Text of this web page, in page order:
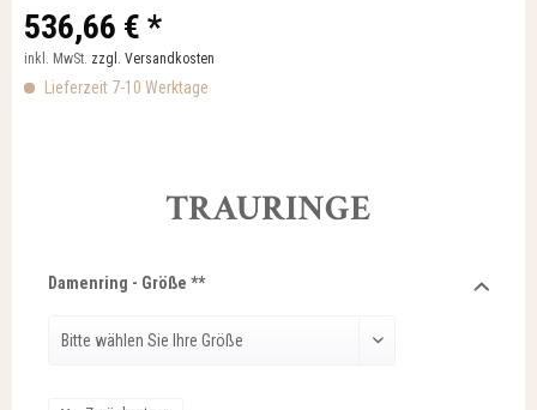
536,66 € *
inkl. MwSt. zzgl. Versandkosten
Lieferzeit 7-10 Werktage
TRAURINGE
Damenring - Größe **